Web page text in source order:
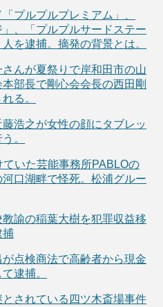
プルプルプレミアム」、
」、「プルプルサードステー
を逮捕。摘発の背景とは。
んが夏祭りで岸和田市の山
部長で剛心会会長の西田剛
る。
浩之が女性の顔にタブレッ
。
いた芸能事務所PABLOの
口湖畔で怪死。松浦グルー
諭の稲葉大樹を犯罪収益移
捕
点検商法で高齢者から現金
逮捕。
されている四ツ木斎場事件